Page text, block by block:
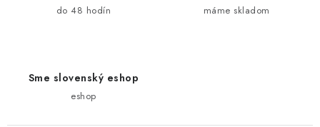
do 48 hodín máme skladom
Sme slovenský eshop
eshop